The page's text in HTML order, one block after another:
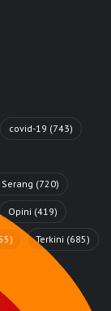
covid-19 (743)
Serang (720)
Opini (419)
Terkini (685)